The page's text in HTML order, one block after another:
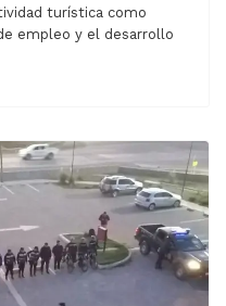
turística como
empleo y el desarrollo